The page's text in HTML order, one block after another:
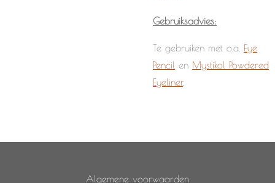
Gebruiksadvies:
Te gebruiken met o.a. Eye
Pencil en Mystikol Powdered
Eyeliner.
Algemene voorwaarden